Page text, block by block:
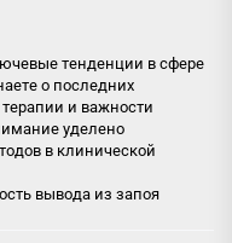
тенденции в сфере
о последних
и важности
уделено
в клинической
вывода из запоя